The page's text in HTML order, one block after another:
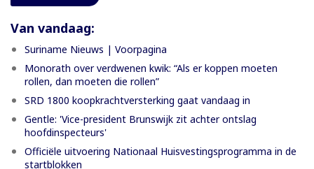
Van vandaag:
Suriname Nieuws | Voorpagina
Monorath over verdwenen kwik: “Als er koppen moeten
rollen, dan moeten die rollen”
SRD 1800 koopkrachtversterking gaat vandaag in
Gentle: 'Vice-president Brunswijk zit achter ontslag
hoofdinspecteurs'
Officiële uitvoering Nationaal Huisvestingsprogramma in de
startblokken